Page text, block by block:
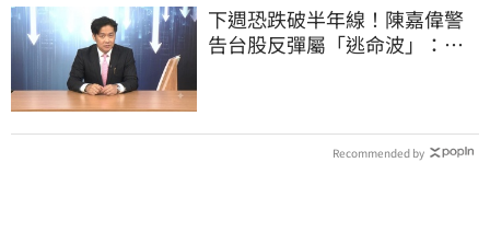
下週恐跌破半年線！陳嘉偉警
告台股反彈屬「逃命波」：空
Recommended by